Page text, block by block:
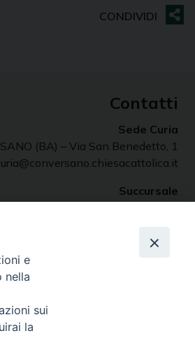
Contatti
Sede Curia
(BA) – Via San Benedetto, 1
Succursale
e
nella
sui
la